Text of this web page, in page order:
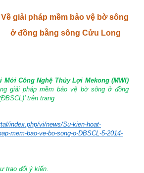
Về giải pháp mềm bảo vệ bờ sông
ở đồng bằng sông Cửu Long
Mới Công Nghệ Thủy Lợi Mekong (MWI)
giải pháp mềm bảo vệ bờ sông ở đồng
trên trang
index.php/vi/news/Su-kien-hoat-
mem-bao-ve-bo-song-o-DBSCL-5-2014-
trao đổi ý kiến.